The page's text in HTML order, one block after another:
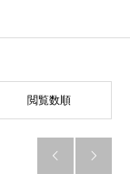
閲覧数順
 